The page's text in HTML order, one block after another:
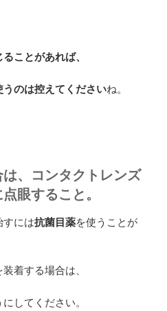
ことがあれば、
のは控えてくださいね。
、コンタクトレンズ
眼すること。
すには抗菌目薬を使うことが
着する場合は、
してください。